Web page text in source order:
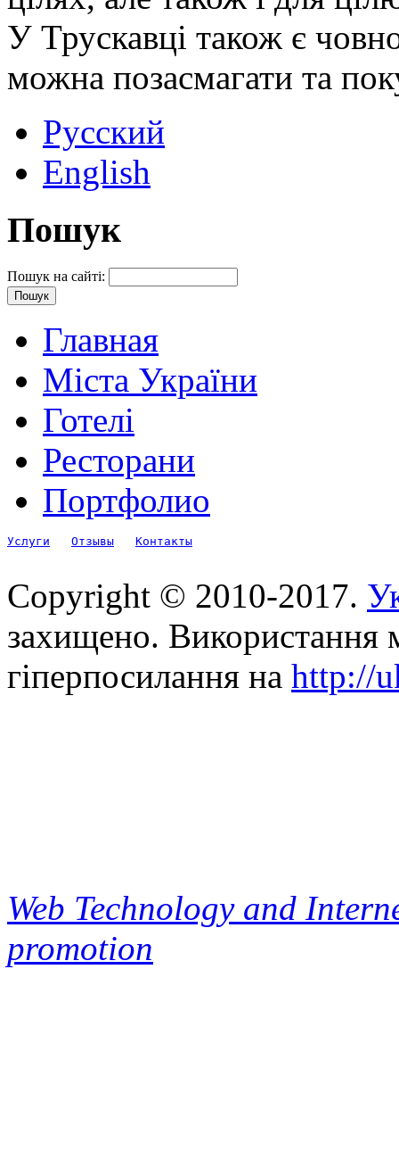
У Трускавці також є
можна позасмагати та
Русский
English
Пошук
Пошук на сайті:
Главная
Міста України
Готелі
Ресторани
Портфолио
Услуги Отзывы Контакты
Copyright © 2010-2017.
захищено. Використання
гіперпосилання на http://
Web Technology and
promotion